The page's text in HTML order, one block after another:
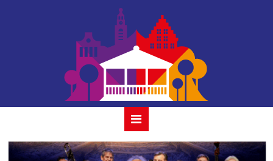
houtmansplantsoen-
seegerband-min